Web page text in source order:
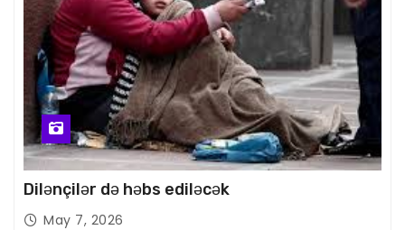
Dilənçilər də həbs ediləcək
May 7, 2026